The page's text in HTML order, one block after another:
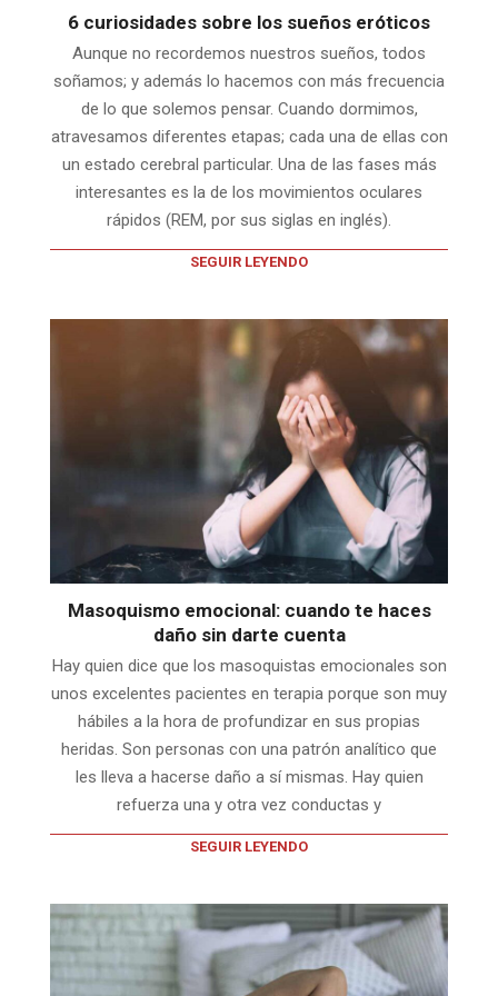
6 curiosidades sobre los sueños eróticos
Aunque no recordemos nuestros sueños, todos
soñamos; y además lo hacemos con más frecuencia
de lo que solemos pensar. Cuando dormimos,
atravesamos diferentes etapas; cada una de ellas con
un estado cerebral particular. Una de las fases más
interesantes es la de los movimientos oculares
rápidos (REM, por sus siglas en inglés).
SEGUIR LEYENDO
Masoquismo emocional: cuando te haces
daño sin darte cuenta
Hay quien dice que los masoquistas emocionales son
unos excelentes pacientes en terapia porque son muy
hábiles a la hora de profundizar en sus propias
heridas. Son personas con una patrón analítico que
les lleva a hacerse daño a sí mismas. Hay quien
refuerza una y otra vez conductas y
SEGUIR LEYENDO